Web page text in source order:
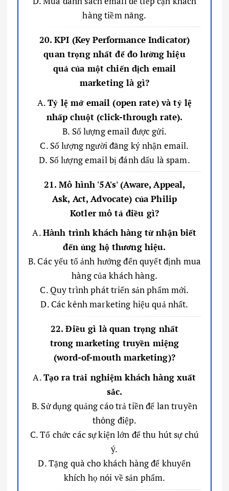
hàng tiềm năng.
20. KPI (Key Performance Indicator)
quan trọng nhất để đo lường hiệu
quả của một chiến dịch email
marketing là gì?
A.Tỷ lệ mở email (open rate) và tỷ lệ
nhấp chuột (click-through rate).
B. Số lượng email được gửi.
C. Số lượng người đăng ký nhận email.
D. Số lượng email bị đánh dấu là spam.
21. Mô hình '5A's' (Aware, Appeal,
Ask, Act, Advocate) của Philip
Kotler mô tả điều gì?
A.Hành trình khách hàng từ nhận biết
đến ủng hộ thương hiệu.
B. Các yếu tố ảnh hưởng đến quyết định mua
hàng của khách hàng.
C. Quy trình phát triển sản phẩm mới.
D. Các kênh marketing hiệu quả nhất.
22. Điều gì là quan trọng nhất
trong marketing truyền miệng
(word-of-mouth marketing)?
A.Tạo ra trải nghiệm khách hàng xuất
sắc.
B. Sử dụng quảng cáo trả tiền để lan truyền
thông điệp.
C. Tổ chức các sự kiện lớn để thu hút sự chú
ý.
D. Tặng quà cho khách hàng để khuyến
khích họ nói về sản phẩm.